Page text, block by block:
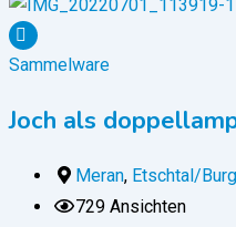
Sammelware
Joch als
Meran, Etschtal/
729 Ansichten